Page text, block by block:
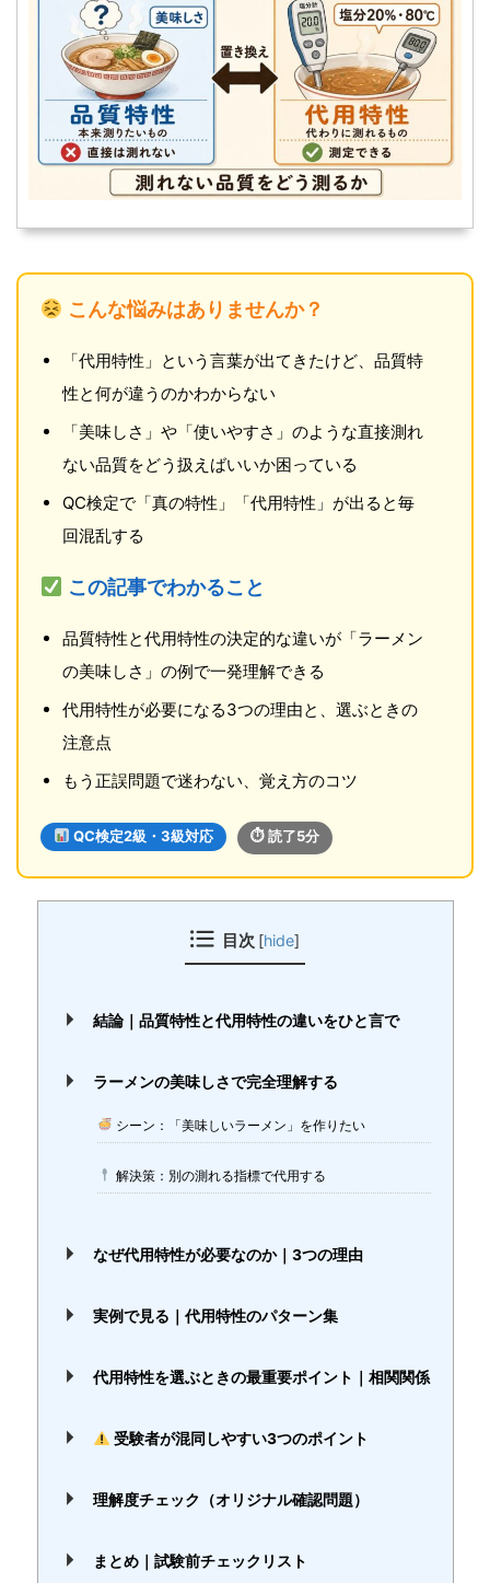
こんな悩みはありませんか？
「代用特性」という言葉が出てきたけど、品質特
性と何が違うのかわからない
「美味しさ」や「使いやすさ」のような直接測れ
ない品質をどう扱えばいいか困っている
QC検定で「真の特性」「代用特性」が出ると毎
回混乱する
この記事でわかること
品質特性と代用特性の決定的な違いが「ラーメン
の美味しさ」の例で一発理解できる
代用特性が必要になる3つの理由と、選ぶときの
注意点
もう正誤問題で迷わない、覚え方のコツ
QC検定2級・3級対応 ⏱ 読了5分
目次 [hide]
結論｜品質特性と代用特性の違いをひと言で
ラーメンの美味しさで完全理解する
シーン：「美味しいラーメン」を作りたい
解決策：別の測れる指標で代用する
なぜ代用特性が必要なのか｜3つの理由
実例で見る｜代用特性のパターン集
代用特性を選ぶときの最重要ポイント｜相関関係
受験者が混同しやすい3つのポイント
理解度チェック（オリジナル確認問題）
まとめ｜試験前チェックリスト